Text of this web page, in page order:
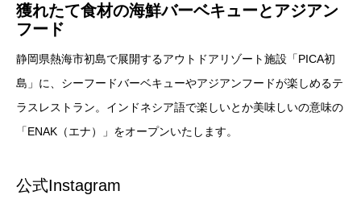
獲れたて食材の海鮮バーベキューとアジアン
フード
静岡県熱海市初島で展開するアウトドアリゾート施設「PICA初
島」に、シーフードバーベキューやアジアンフードが楽しめるテ
ラスレストラン。インドネシア語で楽しいとか美味しいの意味の
「ENAK（エナ）」をオープンいたします。
公式Instagram